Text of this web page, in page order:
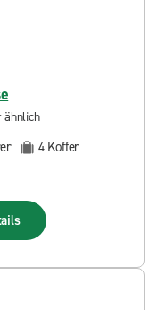
ähnlich
4 Koffer